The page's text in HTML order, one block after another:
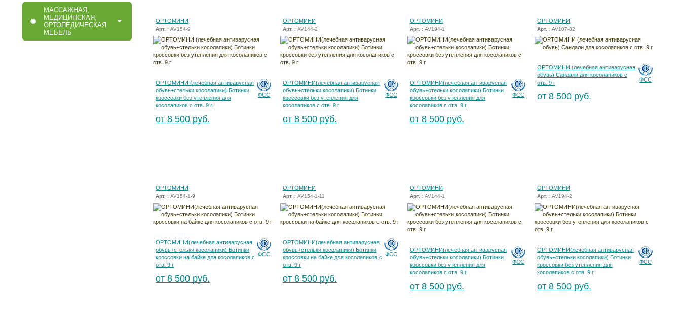
МАССАЖНАЯ,
МЕДИЦИНСКАЯ,
ОРТОПЕДИЧЕСКАЯ
МЕБЕЛЬ
ОРТОМИНИ
Арт. : AV154-9
ФСС
ОРТОМИНИ (лечебная антиварусная
обувь+стельки косолапики) Ботинки
кроссовки без утепления для
косолапиков с отв. 9 г
от 8 500 руб.
ОРТОМИНИ
Арт. : AV144-2
ФСС
ОРТОМИНИ(лечебная антиварусная
обувь+стельки косолапики) Ботинки
кроссовки без утепления для
косолапиков с отв. 9 г
от 8 500 руб.
ОРТОМИНИ
Арт. : AV194-1
ФСС
ОРТОМИНИ(лечебная антиварусная
обувь+стельки косолапики) Ботинки
кроссовки без утепления для
косолапиков с отв. 9 г
от 8 500 руб.
ОРТОМИНИ
Арт. : AV107-82
ФСС
ОРТОМИНИ (лечебная антиварусная
обувь) Сандали для косолапиков с
отв. 9 г
от 8 500 руб.
ОРТОМИНИ
Арт. : AV154-1-9
ФСС
ОРТОМИНИ(лечебная антиварусная
обувь+стельки косолапики) Ботинки
кроссовки на байке для косолапиков с
отв. 9 г
от 8 500 руб.
ОРТОМИНИ
Арт. : AV154-1-11
ФСС
ОРТОМИНИ(лечебная антиварусная
обувь+стельки косолапики) Ботинки
кроссовки на байке для косолапиков с
отв. 9 г
от 8 500 руб.
ОРТОМИНИ
Арт. : AV144-1
ФСС
ОРТОМИНИ(лечебная антиварусная
обувь+стельки косолапики) Ботинки
кроссовки без утепления для
косолапиков с отв. 9 г
от 8 500 руб.
ОРТОМИНИ
Арт. : AV194-2
ФСС
ОРТОМИНИ(лечебная антиварусная
обувь+стельки косолапики) Ботинки
кроссовки без утепления для
косолапиков с отв. 9 г
от 8 500 руб.